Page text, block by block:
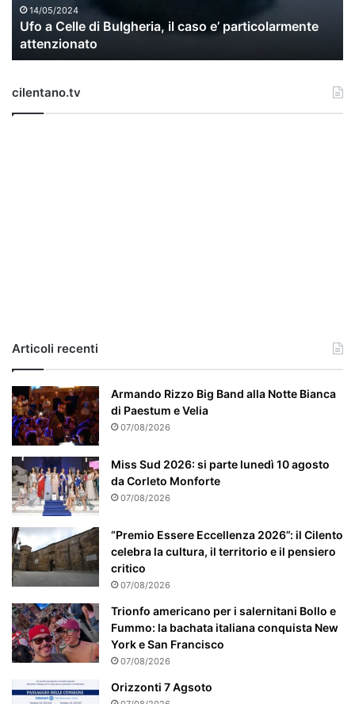
i
u
l
e
p
a
r
t
i
c
o
l
a
r
m
e
n
e
a
t
t
e
n
14/05/2024
Ufo a Celle di Bulgheria, il caso e’ particolarmente
attenzionato
cilentano.tv
Articoli recenti
Armando Rizzo Big Band alla Notte Bianca
di Paestum e Velia
07/08/2026
Miss Sud 2026: si parte lunedì 10 agosto
da Corleto Monforte
07/08/2026
“Premio Essere Eccellenza 2026”: il Cilento
celebra la cultura, il territorio e il pensiero
critico
07/08/2026
Trionfo americano per i salernitani Bollo e
Fummo: la bachata italiana conquista New
York e San Francisco
07/08/2026
Orizzonti 7 Agsoto